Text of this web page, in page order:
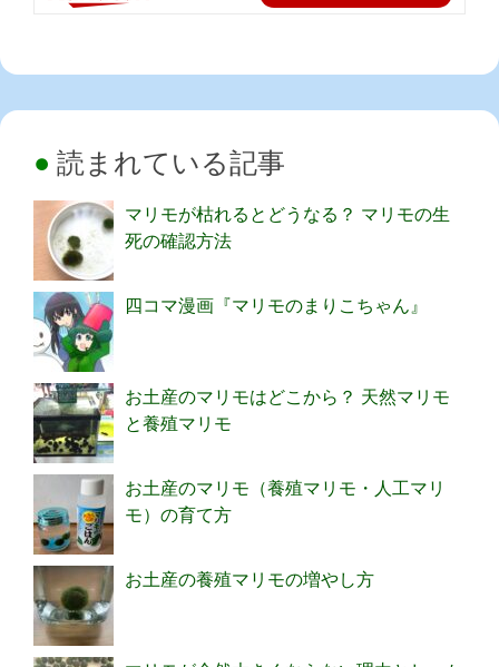
読まれている記事
マリモが枯れるとどうなる？ マリモの生
死の確認方法
四コマ漫画『マリモのまりこちゃん』
お土産のマリモはどこから？ 天然マリモ
と養殖マリモ
お土産のマリモ（養殖マリモ・人工マリ
モ）の育て方
お土産の養殖マリモの増やし方